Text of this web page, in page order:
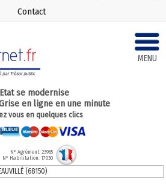
Contact
MENU
se modernise
en ligne en une minute
vous en quelques clics
N° Agrément: 23965
N° Habilitation: 17030
(68150)